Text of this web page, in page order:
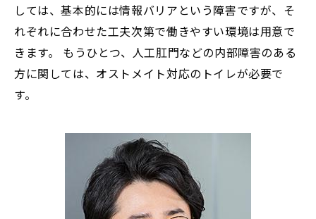
しては、基本的には情報バリアという障害ですが、そ
れぞれに合わせた工夫次第で働きやすい環境は用意で
きます。 もうひとつ、人工肛門などの内部障害のある
方に関しては、オストメイト対応のトイレが必要で
す。